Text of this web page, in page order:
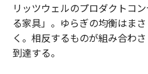
リッツウェルのプロダクトコ
る家具」。ゆらぎの均衡はま
く。相反するものが組み合わ
到達する。